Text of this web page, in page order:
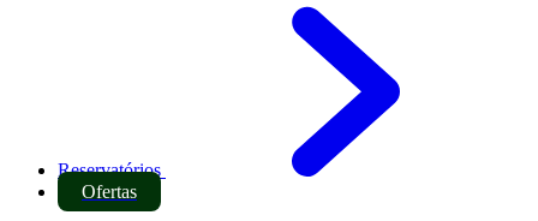
Reservatórios
Ofertas